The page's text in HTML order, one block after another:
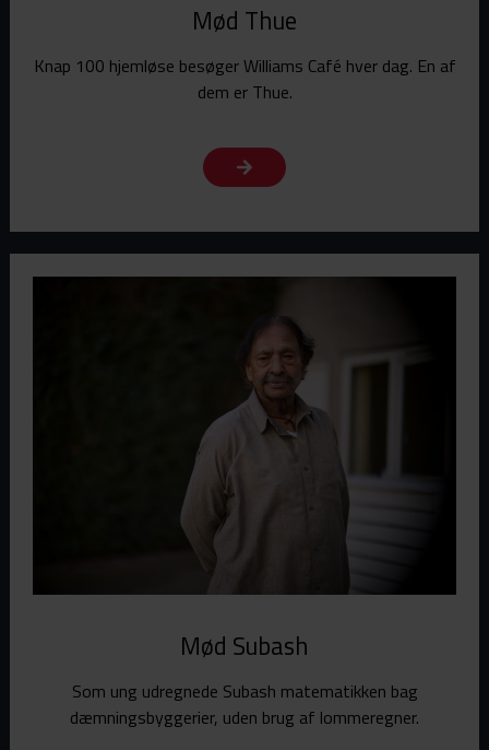
Mød Thue
Knap 100 hjemløse besøger Williams Café hver dag. En af
dem er Thue.
Mød Subash
Som ung udregnede Subash matematikken bag
dæmningsbyggerier, uden brug af lommeregner.